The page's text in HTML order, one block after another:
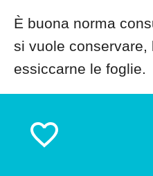
È buona norma
si vuole conservare,
essiccarne le foglie.